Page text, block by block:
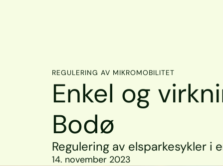
REGULERING AV MIKROMOBILITET
Enkel og
Bodø
Regulering av elsparkesykler i
14. november 2023